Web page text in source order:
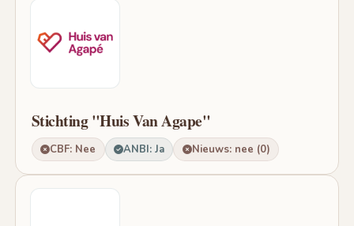
Stichting "Huis Van Agape"
CBF: Nee ANBI: Ja Nieuws: nee (0)